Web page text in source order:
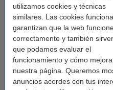
utilizamos cookies y técnicas
similares. Las cookies
garantizan que la web
correctamente y también
que podamos evaluar el
funcionamiento y cómo
nuestra página. Queremos
anuncios acordes con tus